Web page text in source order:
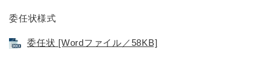
委任状様式
委任状 [Wordファイル／58KB]